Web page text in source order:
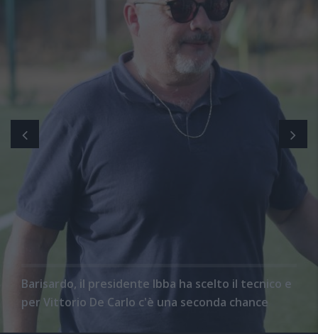
Barisardo, il presidente Ibba ha scelto il tecnico e
per Vittorio De Carlo c'è una seconda chance